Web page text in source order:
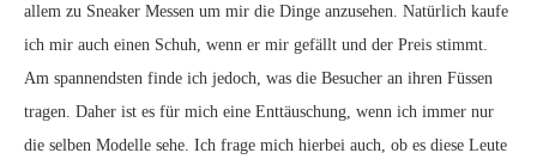
allem zu Sneaker Messen um mir die Dinge anzusehen. Natürlich kaufe
ich mir auch einen Schuh, wenn er mir gefällt und der Preis stimmt.
Am spannendsten finde ich jedoch, was die Besucher an ihren Füssen
tragen. Daher ist es für mich eine Enttäuschung, wenn ich immer nur
die selben Modelle sehe. Ich frage mich hierbei auch, ob es diese Leute